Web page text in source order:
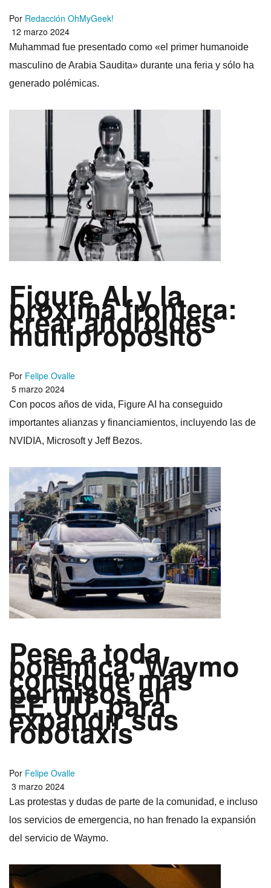
Por Redacción OhMyGeek!
12 marzo 2024
Muhammad fue presentado como «el primer humanoide
masculino de Arabia Saudita» durante una feria y sólo ha
generado polémicas.
Figure AI y la
próxima frontera:
crear androides
multipropósito
Por Felipe Ovalle
5 marzo 2024
Con pocos años de vida, Figure AI ha conseguido
importantes alianzas y financiamientos, incluyendo las de
NVIDIA, Microsoft y Jeff Bezos.
Pese a toda
polémica, Waymo
consigue más
permisos en
EE.UU. para
expandir sus
robotaxis
Por Felipe Ovalle
3 marzo 2024
Las protestas y dudas de parte de la comunidad, e incluso
los servicios de emergencia, no han frenado la expansión
del servicio de Waymo.